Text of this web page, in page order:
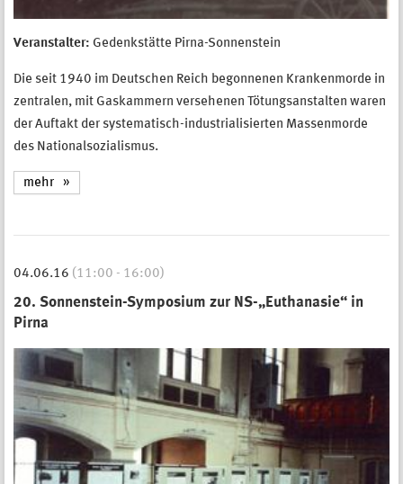
Veranstalter: Gedenkstätte Pirna-Sonnenstein
Die seit 1940 im Deutschen Reich begonnenen Krankenmorde in
zentralen, mit Gaskammern versehenen Tötungsanstalten waren
der Auftakt der systematisch-industrialisierten Massenmorde
des Nationalsozialismus.
mehr
04.06.16 (11:00 - 16:00)
20. Sonnenstein-Symposium zur NS-„Euthanasie“ in
Pirna